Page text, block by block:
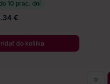
10 prac. dní
€
do košíka